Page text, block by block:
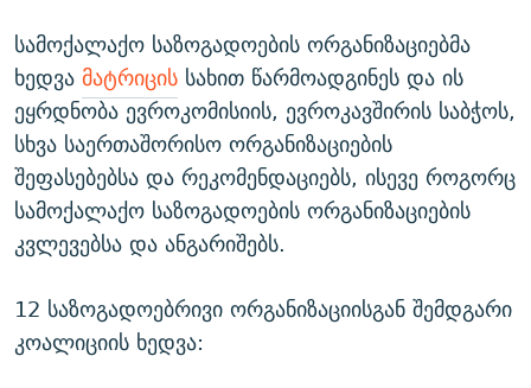
სამოქალაქო საზოგადოების ორგანიზაციებმა
ხედვამატრიცის სახით წარმოადგინეს და ის
ეყრდნობა ევროკომისიის, ევროკავშირის საბჭოს,
სხვა საერთაშორისო ორგანიზაციების
შეფასებებსა და რეკომენდაციებს, ისევე როგორც
სამოქალაქო საზოგადოების ორგანიზაციების
კვლევებსა და ანგარიშებს.
12 საზოგადოებრივი ორგანიზაციისგან შემდგარი
კოალიციის ხედვა: